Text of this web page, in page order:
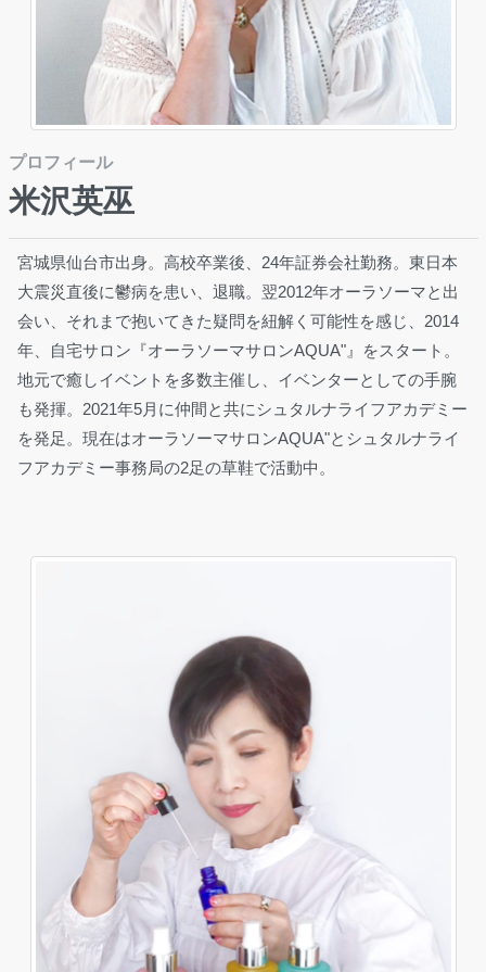
プロフィール
米沢英巫
宮城県仙台市出身。高校卒業後、24年証券会社勤務。東日本
大震災直後に鬱病を患い、退職。翌2012年オーラソーマと出
会い、それまで抱いてきた疑問を紐解く可能性を感じ、2014
年、自宅サロン『オーラソーマサロンAQUA"』をスタート。
地元で癒しイベントを多数主催し、イベンターとしての手腕
も発揮。2021年5月に仲間と共にシュタルナライフアカデミー
を発足。現在はオーラソーマサロンAQUA"とシュタルナライ
フアカデミー事務局の2足の草鞋で活動中。